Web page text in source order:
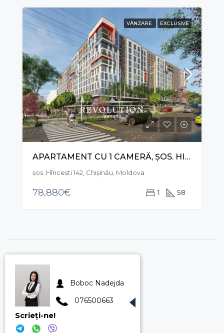
VÂNZARE EXCLUSIVE
APARTAMENT CU 1 CAMERĂ, ȘOS. HINCESTI TELECENTRU
şos. Hînceşti 142, Chișinău, Moldova
78,880€ 1 58
Boboc Nadejda
076500663
Scrieți-ne!